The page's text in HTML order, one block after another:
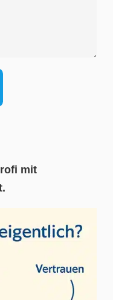
mit